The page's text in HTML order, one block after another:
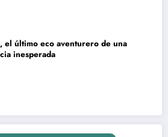
el último eco aventurero de una
inesperada